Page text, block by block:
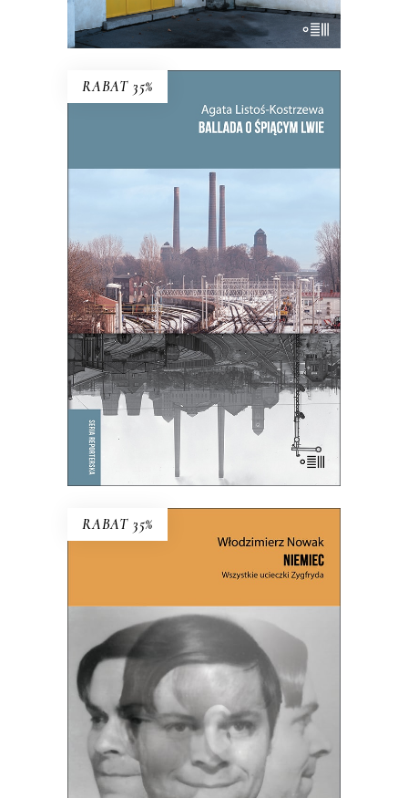
E-BOOK DO KOSZYKA
RABAT 35%
E-BOOK DO KOSZYKA
BALLADA O ŚPIĄCYM LWIE
To, co zdecydowało o powstaniu
Bytomia, jego bogactwie i tradycji,
miało stać się jego zagładą.
61.00zł 39.65zł
KSIĄŻKA DO KOSZYKA
RABAT 35%
NIEMIEC. WSZYSTKIE
UCIECZKI ZYGFRYDA
Czy Zygfryd Kapela zdradził Niemcy z
Polską, czy Polskę z Niemcami?
61.00 39.65zł
KSIĄŻKA DO KOSZYKA